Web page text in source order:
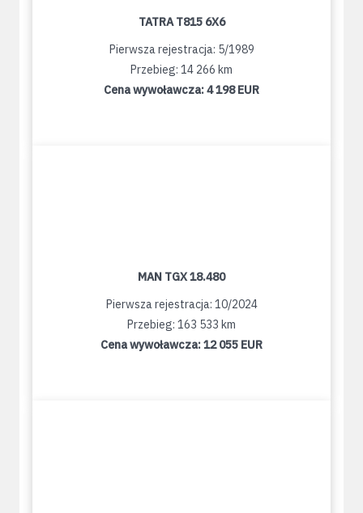
TATRA T815 6X6
Pierwsza rejestracja: 5/1989
Przebieg: 14 266 km
Cena wywoławcza:4 198 EUR
MAN TGX 18.480
Pierwsza rejestracja: 10/2024
Przebieg: 163 533 km
Cena wywoławcza:12 055 EUR